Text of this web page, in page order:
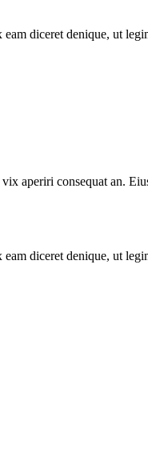
diceret denique, ut
aperiri consequat an.
diceret denique, ut